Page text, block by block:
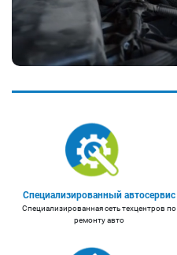
Специализированный автосервис
Специализированная сеть техцентров по
ремонту авто